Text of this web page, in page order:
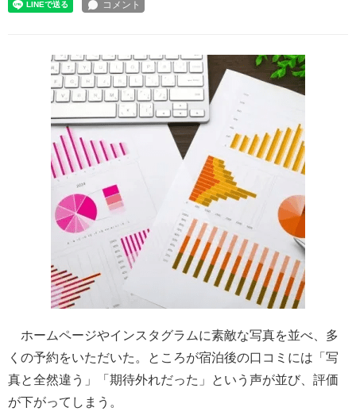
ホームページやインスタグラムに素敵な写真を並べ、多
くの予約をいただいた。ところが宿泊後の口コミには「写
真と全然違う」「期待外れだった」という声が並び、評価
が下がってしまう。